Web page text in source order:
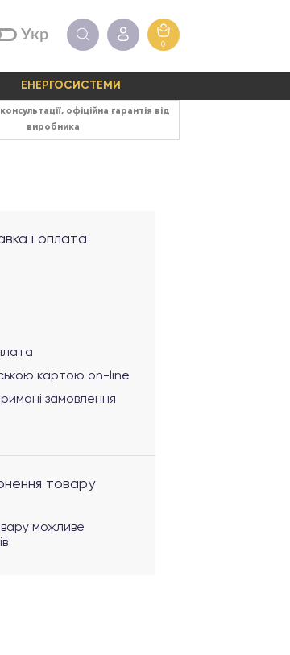
Укр
0
ЕНЕРГОСИСТЕМИ
офіційна гарантія від
виробника
і оплата
картою on-line
замовлення
товару
можливе